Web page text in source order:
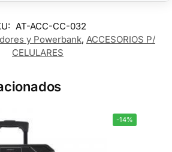
AT-ACC-CC-032
y Powerbank, ACCESORIOS P/
CELULARES
-14%